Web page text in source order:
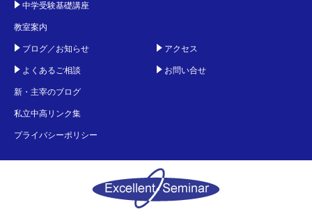
中学受験基礎講座
教室案内
ブログ／お知らせ アクセス
よくあるご相談 お問い合せ
新・主宰のブログ
私立中高リンク集
プライバシーポリシー